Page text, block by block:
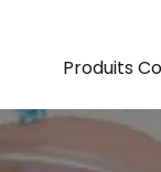
Produits